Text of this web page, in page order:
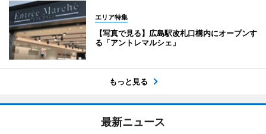
エリア特集
【写真で見る】広島駅改札口構内にオープンす
る「アントレマルシェ」
もっと見る
最新ニュース